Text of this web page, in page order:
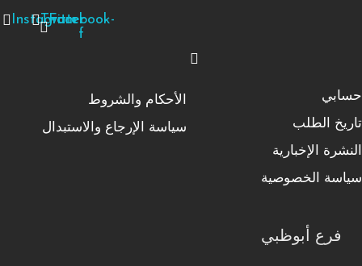
Facebook-
f
Twitter
Instagram
حسابي
تاريخ الطلب
النشرة الإخبارية
سياسة الخصوصية
الأحكام والشروط
سياسة الإرجاع والاستبدال
فرع أبوظبي